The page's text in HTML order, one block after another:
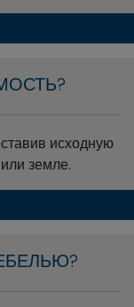
исходную
земле.